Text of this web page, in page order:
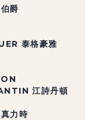
爵
泰格豪雅
江詩丹頓
力時